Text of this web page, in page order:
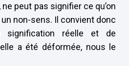
peut pas signifier ce qu’on
un non-sens. Il convient donc
signification réelle et de
a été déformée, nous le